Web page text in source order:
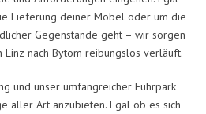
Lieferung deiner Möbel oder um die
Gegenstände geht – wir sorgen
Linz nach Bytom reibungslos verläuft.
und unser umfangreicher Fuhrpark
aller Art anzubieten. Egal ob es sich